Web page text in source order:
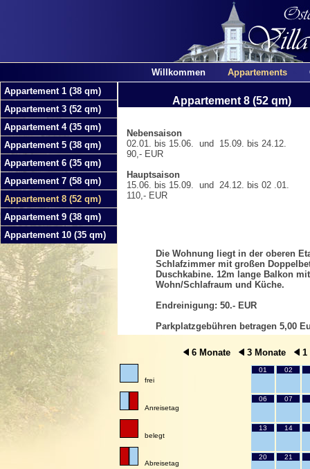
Willkommen Appartements
Appartement 1 (38 qm)
Appartement 3 (52 qm)
Appartement 4 (35 qm)
Appartement 5 (38 qm)
Appartement 6 (35 qm)
Appartement 7 (58 qm)
Appartement 8 (52 qm)
Appartement 9 (38 qm)
Appartement 10 (35 qm)
Appartement 8 (52 qm)
Nebensaison
02.01. bis 15.06. und 15.09. bis 24.12.
90,- EUR
Hauptsaison
15.06. bis 15.09. und 24.12. bis 02 .01.
110,- EUR
Die Wohnung liegt in der oberen
Schlafzimmer mit großen
Duschkabine. 12m lange Balkon
Wohn/Schlafraum und Küche.
Endreinigung: 50.- EUR
Parkplatzgebühren betragen 5,00
6 Monate 3 Monate 1
frei
Anreisetag
belegt
Abreisetag
01 02
06 07
13 14
20 21